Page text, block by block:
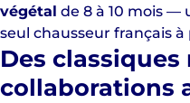
végétal de 8 à 10 mois —
seul chausseur français
Des classiques
collaborations